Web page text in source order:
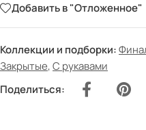
Добавить в "Отложенное"
Коллекции и подборки:
Закрытые,С рукавами
Поделиться: